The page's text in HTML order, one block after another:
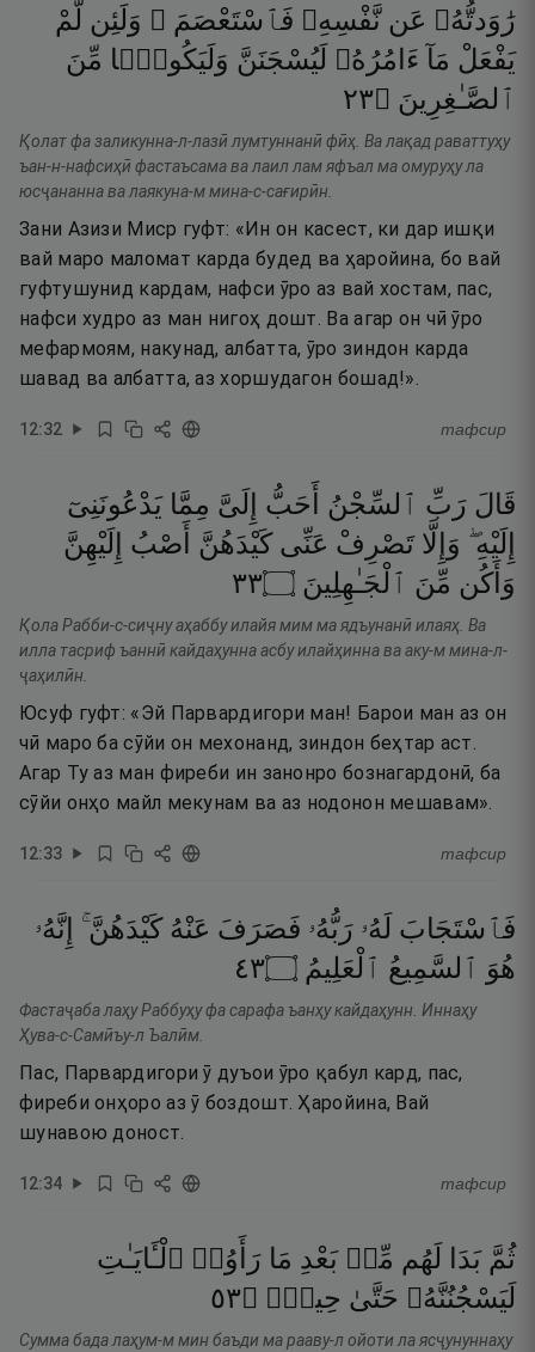
رَٰوَدتُّهُۥ عَن نَّفْسِهِۦ فَٱسْتَعْصَمَ ۖ وَلَئِن لَّمْ
يَفْعَلْ مَآ ءَامُرُهُۥ لَيُسْجَنَنَّ وَلَيَكُونًۭا مِّنَ
ٱلصَّـٰغِرِينَ ۝٣٢
Қолат фа заликунна-л-лазӣ лумтуннанӣ фӣҳ. Ва лақад раваттуҳу
ъан-н-нафсиҳӣ фастаъсама ва лаил лам яфъал ма омуруҳу ла
юсҷананна ва лаякуна-м мина-с-сағирӣн.
Зани Азизи Миср гуфт: «Ин он касест, ки дар ишқи
вай маро маломат карда будед ва ҳаройина, бо вай
гуфтушунид кардам, нафси ӯро аз вай хостам, пас,
нафси худро аз ман нигоҳ дошт. Ва агар он чӣ ӯро
мефармоям, накунад, албатта, ӯро зиндон карда
шавад ва албатта, аз хоршудагон бошад!».
12:32 тафсир
قَالَ رَبِّ ٱلسِّجْنُ أَحَبُّ إِلَىَّ مِمَّا يَدْعُونَنِىٓ
إِلَيْهِ ۖ وَإِلَّا تَصْرِفْ عَنِّى كَيْدَهُنَّ أَصْبُ
إِلَيْهِنَّ
وَأَكُن مِّنَ ٱلْجَـٰهِلِينَ ۝٣٣
Қола Рабби-с-сиҷну аҳаббу илайя мим ма ядъунанӣ илаяҳ. Ва
илла тасриф ъаннӣ кайдаҳунна асбу илайҳинна ва аку-м мина-л-
ҷаҳилӣн.
Юсуф гуфт: «Эй Парвардигори ман! Барои ман аз он
чӣ маро ба сӯйи он мехонанд, зиндон беҳтар аст.
Агар Ту аз ман фиреби ин занонро бознагардонӣ, ба
сӯйи онҳо майл мекунам ва аз нодонон мешавам».
12:33 тафсир
فَٱسْتَجَابَ لَهُۥ رَبُّهُۥ فَصَرَفَ عَنْهُ كَيْدَهُنَّ ۚ إِنَّهُۥ
هُوَ ٱلسَّمِيعُ ٱلْعَلِيمُ ۝٣٤
Фастаҷаба лаҳу Раббуҳу фа сарафа ъанҳу кайдаҳунн. Иннаҳу
Ҳува-с-Самӣъу-л Ъалӣм.
Пас, Парвардигори ӯ дуъои ӯро қабул кард, пас,
фиреби онҳоро аз ӯ боздошт. Ҳаройина, Вай
шунавою доност.
12:34 тафсир
ثُمَّ بَدَا لَهُم مِّنۢ بَعْدِ مَا رَأَوُا۟ ٱلْـَٔايَـٰتِ
لَيَسْجُنُنَّهُۥ حَتَّىٰ حِينٍۢ ۝٣٥
Сумма бада лаҳум-м мин баъди ма рааву-л ойоти ла ясҷунуннаҳу